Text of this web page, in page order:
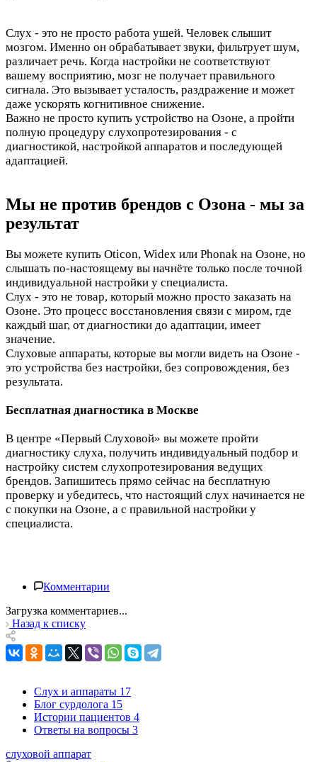
Слух - это не просто работа ушей. Человек слышит
мозгом. Именно он обрабатывает звуки, фильтрует шум,
различает речь. Когда настройки не соответствуют
вашему восприятию, мозг не получает правильного
сигнала. Это вызывает усталость, раздражение и может
даже ускорять когнитивное снижение.
Важно не просто купить устройство на Озоне, а пройти
полную процедуру слухопротезирования - с
диагностикой, настройкой аппаратов и последующей
адаптацией.
Мы не против брендов с Озона - мы за
результат
Вы можете купить Oticon, Widex или Phonak на Озоне, но
слышать по-настоящему вы начнёте только после точной
индивидуальной настройки у специалиста.
Слух - это не товар, который можно просто заказать на
Озоне. Это процесс восстановления связи с миром, где
каждый шаг, от диагностики до адаптации, имеет
значение.
Слуховые аппараты, которые вы могли видеть на Озоне -
это устройства без настройки, без сопровождения, без
результата.
Бесплатная диагностика в Москве
В центре «Первый Слуховой» вы можете пройти
диагностику слуха, получить индивидуальный подбор и
настройку систем слухопротезирования ведущих
брендов. Запишитесь прямо сейчас на бесплатную
проверку и убедитесь, что настоящий слух начинается не
с покупки на Озоне, а с правильной настройки у
специалиста.
Комментарии
Загрузка комментариев...
Назад к списку
Слух и аппараты 17
Блог сурдолога 15
Истории пациентов 4
Ответы на вопросы 3
слуховой аппарат